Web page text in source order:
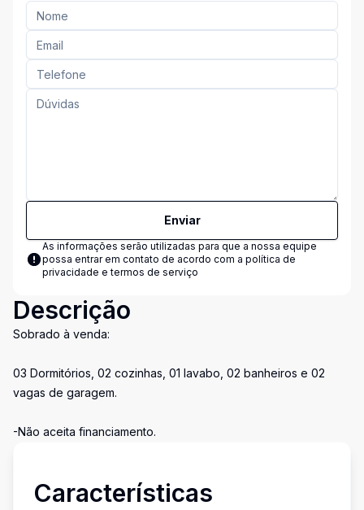
Enviar
As informações serão utilizadas para que a nossa equipe
possa entrar em contato de acordo com a política de
privacidade e termos de serviço
Descrição
Sobrado à venda:
03 Dormitórios, 02 cozinhas, 01 lavabo, 02 banheiros e 02
vagas de garagem.
-Não aceita financiamento.
Características